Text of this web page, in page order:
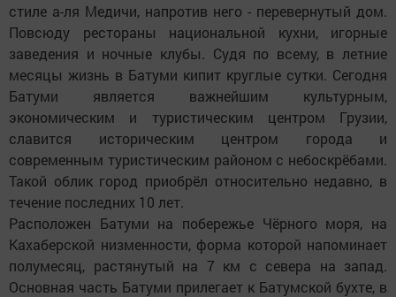
стиле а-ля Медичи, напротив него - перевернутый дом.
Повсюду рестораны национальной кухни, игорные
заведения и ночные клубы. Судя по всему, в летние
месяцы жизнь в Батуми кипит круглые сутки. Сегодня
Батуми является важнейшим культурным,
экономическим и туристическим центром Грузии,
славится историческим центром города и
современным туристическим районом с небоскрёбами.
Такой облик город приобрёл относительно недавно, в
течение последних 10 лет.
Расположен Батуми на побережье Чёрного моря, на
Кахаберской низменности, форма которой напоминает
полумесяц, растянутый на 7 км с севера на запад.
Основная часть Батуми прилегает к Батумской бухте, в